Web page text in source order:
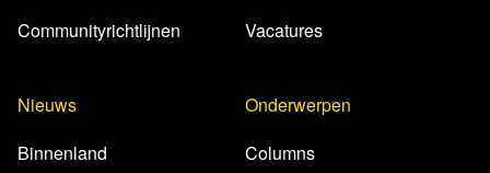
Communityrichtlijnen
Vacatures
Nieuws
Binnenland
Onderwerpen
Columns